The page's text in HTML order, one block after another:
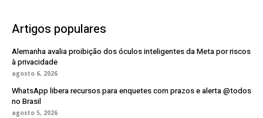
Artigos populares
Alemanha avalia proibição dos óculos inteligentes da Meta por riscos
à privacidade
agosto 6, 2026
WhatsApp libera recursos para enquetes com prazos e alerta @todos
no Brasil
agosto 5, 2026